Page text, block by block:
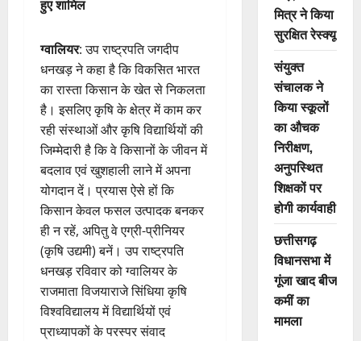
हुए शामिल
ग्वालियर: उप राष्ट्रपति जगदीप
धनखड़ ने कहा है कि विकसित भारत
का रास्ता किसान के खेत से निकलता
है। इसलिए कृषि के क्षेत्र में काम कर
रही संस्थाओं और कृषि विद्यार्थियों की
जिम्मेदारी है कि वे किसानों के जीवन में
बदलाव एवं खुशहाली लाने में अपना
योगदान दें। प्रयास ऐसे हों कि
किसान केवल फसल उत्पादक बनकर
ही न रहें, अपितु वे एग्री-प्रीनियर
(कृषि उद्यमी) बनें। उप राष्ट्रपति
धनखड़ रविवार को ग्वालियर के
राजमाता विजयाराजे सिंधिया कृषि
विश्वविद्यालय में विद्यार्थियों एवं
प्राध्यापकों के परस्पर संवाद
मित्र ने किया
सुरक्षित रेस्क्यू
संयुक्त
संचालक ने
किया स्कूलों
का औचक
निरीक्षण,
अनुपस्थित
शिक्षकों पर
होगी कार्यवाही
छत्तीसगढ़
विधानसभा में
गूंजा खाद बीज
कमीं का
मामला